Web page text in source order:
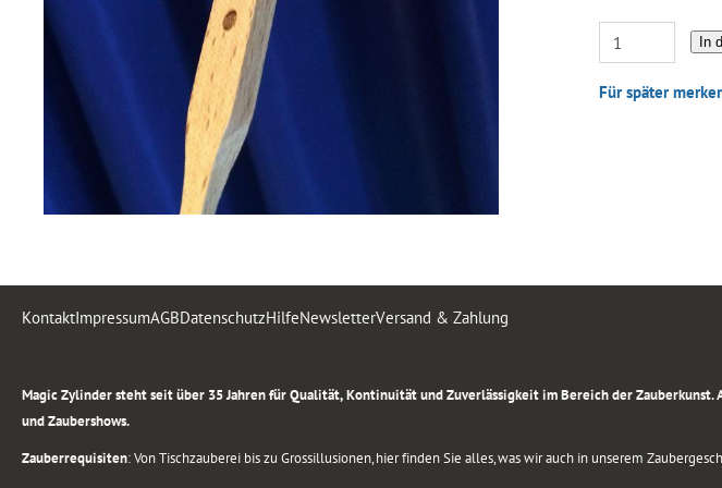
In
Für später
KontaktImpressumAGBDatenschutzHilfeNewsletterVersand & Zahlung
Magic Zylinder steht seit über 35 Jahren für Qualität, Kontinuität und Zuverlässigkeit im Bereich der
und Zaubershows.
Zauberrequisiten: Von Tischzauberei bis zu Grossillusionen, hier finden Sie alles, was wir auch in unserem